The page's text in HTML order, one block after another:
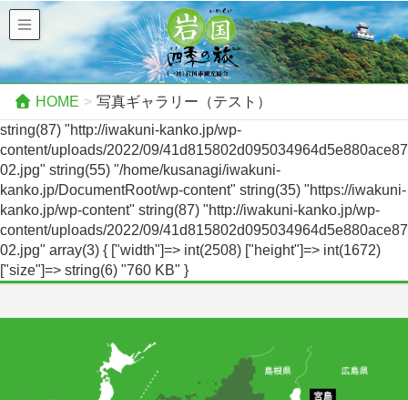
HOME
写真ギャラリー（テスト）
string(87) "http://iwakuni-kanko.jp/wp-
content/uploads/2022/09/41d815802d095034964d5e880ace87
02.jpg" string(55) "/home/kusanagi/iwakuni-
kanko.jp/DocumentRoot/wp-content" string(35) "https://iwakuni-
kanko.jp/wp-content" string(87) "http://iwakuni-kanko.jp/wp-
content/uploads/2022/09/41d815802d095034964d5e880ace87
02.jpg" array(3) { ["width"]=> int(2508) ["height"]=> int(1672)
["size"]=> string(6) "760 KB" }